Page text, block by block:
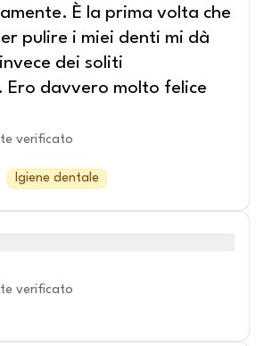
È la prima volta che
pulire i miei denti mi dà
dei soliti
Ero davvero molto felice
verificato
Igiene dentale
verificato